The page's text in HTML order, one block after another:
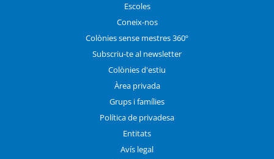
Escoles
Coneix-nos
Colònies sense mestres 360º
Subscriu-te al newsletter
Colònies d'estiu
Àrea privada
Grups i famílies
Política de privadesa
Entitats
Avís legal